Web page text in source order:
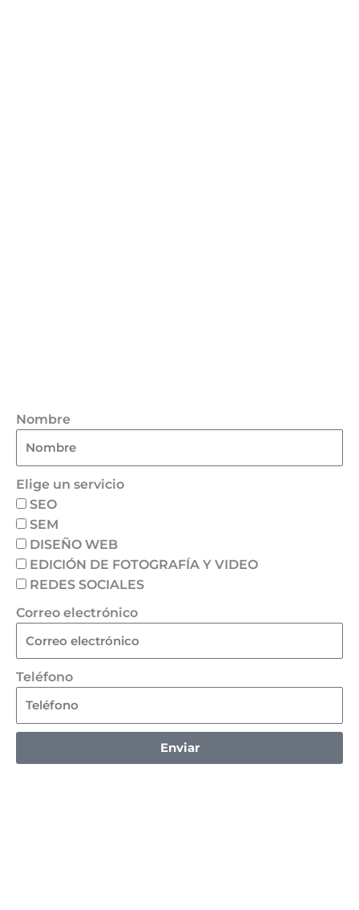
Nombre
Elige un servicio
SEO
SEM
DISEÑO WEB
EDICIÓN DE FOTOGRAFÍA Y VIDEO
REDES SOCIALES
Correo electrónico
Teléfono
Enviar